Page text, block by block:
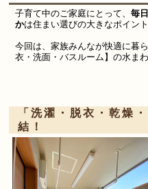
子育て中のご家庭にとって、 毎
かは住まい選びの大きなポイント
今回は、家族みんなが快適に暮
衣・洗面・バスルーム】の水ま
「洗濯・脱衣・乾燥
結！